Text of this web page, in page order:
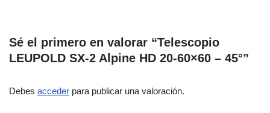
Sé el primero en valorar “Telescopio
LEUPOLD SX-2 Alpine HD 20-60×60 – 45°”
Debes acceder para publicar una valoración.